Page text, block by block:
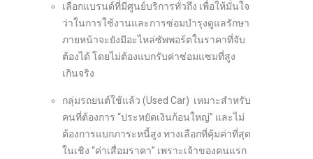
เลือกแบรนด์ที่มีศูนย์บริการทั่วถึง เพื่อให้มั่นใจ
ว่าในการใช้งานและการซ่อมบำรุงดูแลรักษา
ภายหน้าจะยังมีอะไหล่ซัพพอร์ตในราคาที่จับ
ต้องได้ โดยไม่ต้องแบกรับค่าซ่อมแซมที่สูง
เกินจริง
กลุ่มรถยนต์ใช้แล้ว (Used Car) เหมาะสำหรับ
คนที่ต้องการ “ประหยัดเงินก้อนใหญ่” และไม่
ต้องการแบกภาระหนี้สูง ทางเลือกที่คุ้มค่าที่สุด
ในเชิง “ค่าเสื่อมราคา” เพราะเจ้าของคนแรก